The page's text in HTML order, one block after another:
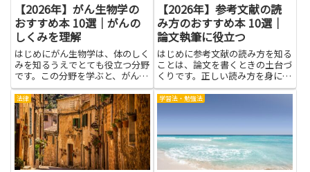
【2026年】がん生物学の
おすすめ本 10選｜がんの
しくみを理解
はじめにがん生物学は、体のしく
みを知るうえでとても役立つ分野
です。この分野を学ぶと、がんが
どのように細胞の働きを変え、な
ぜ増殖が起こるのかを、難しくな
く理解できるようになります。が
んのしくみを理解することで、学
校の授業だけでなく日常のニュ
ー...
【2026年】参考文献の読
み方のおすすめ本 10選｜
論文執筆に役立つ
はじめに参考文献の読み方を知る
ことは、論文を書くときの土台づ
くりです。正しい読み方を身につ
ければ、使う情報を選ぶ判断が速
くなり、引用の出典を正確に示せ
け、信頼性の高い情報とそうでな
す。...
法律 学習法・勉強法